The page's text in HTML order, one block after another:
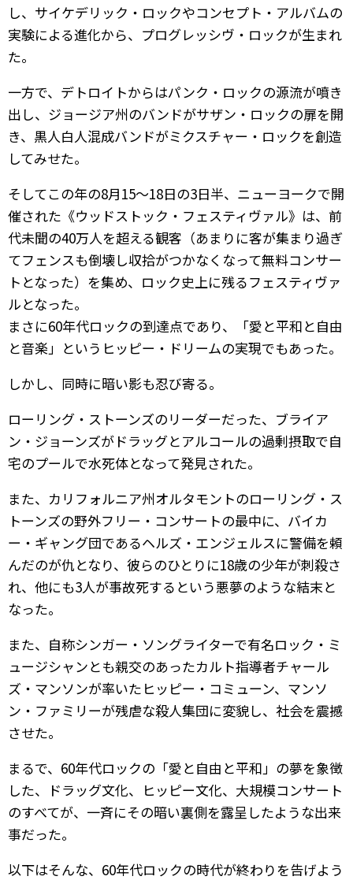
し、サイケデリック・ロックやコンセプト・アルバムの
実験による進化から、プログレッシヴ・ロックが生まれ
た。
一方で、デトロイトからはパンク・ロックの源流が噴き
出し、ジョージア州のバンドがサザン・ロックの扉を開
き、黒人白人混成バンドがミクスチャー・ロックを創造
してみせた。
そしてこの年の8月15～18日の3日半、ニューヨークで開
催された《ウッドストック・フェスティヴァル》は、前
代未聞の40万人を超える観客（あまりに客が集まり過ぎ
てフェンスも倒壊し収拾がつかなくなって無料コンサー
トとなった）を集め、ロック史上に残るフェスティヴァ
ルとなった。
まさに60年代ロックの到達点であり、「愛と平和と自由
と音楽」というヒッピー・ドリームの実現でもあった。
しかし、同時に暗い影も忍び寄る。
ローリング・ストーンズのリーダーだった、ブライア
ン・ジョーンズがドラッグとアルコールの過剰摂取で自
宅のプールで水死体となって発見された。
また、カリフォルニア州オルタモントのローリング・ス
トーンズの野外フリー・コンサートの最中に、バイカ
ー・ギャング団であるヘルズ・エンジェルスに警備を頼
んだのが仇となり、彼らのひとりに18歳の少年が刺殺さ
れ、他にも3人が事故死するという悪夢のような結末と
なった。
また、自称シンガー・ソングライターで有名ロック・ミ
ュージシャンとも親交のあったカルト指導者チャール
ズ・マンソンが率いたヒッピー・コミューン、マンソ
ン・ファミリーが残虐な殺人集団に変貌し、社会を震撼
させた。
まるで、60年代ロックの「愛と自由と平和」の夢を象徴
した、ドラッグ文化、ヒッピー文化、大規模コンサート
のすべてが、一斉にその暗い裏側を露呈したような出来
事だった。
以下はそんな、60年代ロックの時代が終わりを告げよう